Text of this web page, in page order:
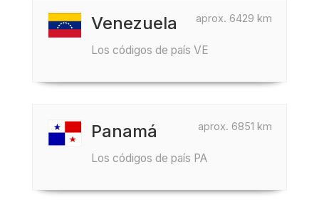
aprox. 6429 km
Venezuela
Los códigos de país VE
aprox. 6851 km
Panamá
Los códigos de país PA